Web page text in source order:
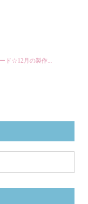
ド☆12月の製作...